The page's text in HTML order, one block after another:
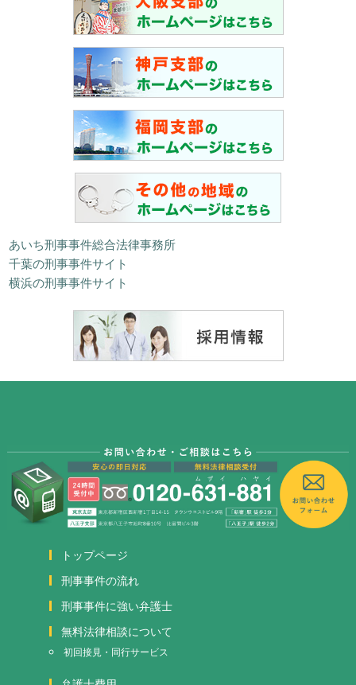
あいち刑事事件総合法律事務所
千葉の刑事事件サイト
横浜の刑事事件サイト
トップページ
刑事事件の流れ
刑事事件に強い弁護士
無料法律相談について
初回接見・同行サービス